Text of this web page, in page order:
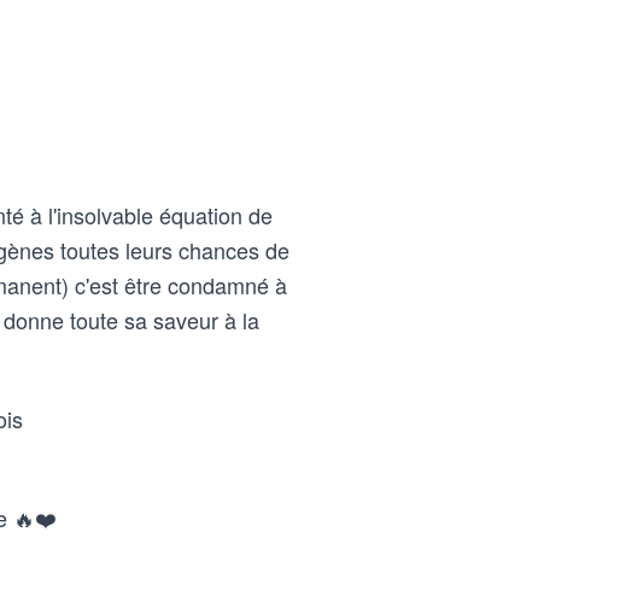
à l'insolvable équation de
toutes leurs chances de
c'est être condamné à
toute sa saveur à la
🔥❤️